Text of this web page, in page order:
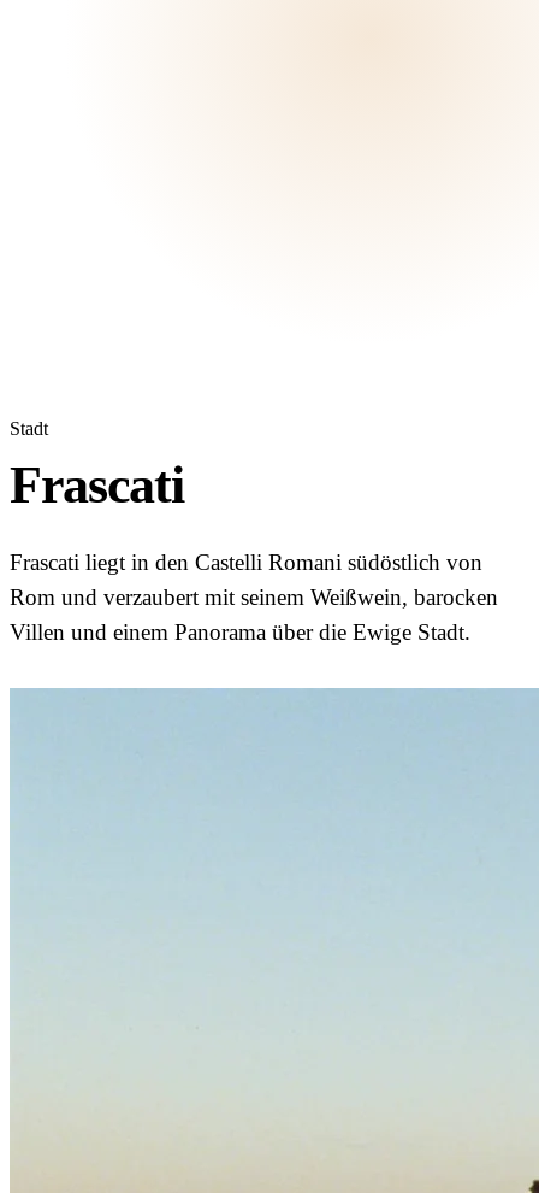
Stadt
Frascati
Frascati liegt in den Castelli Romani südöstlich von
Rom und verzaubert mit seinem Weißwein, barocken
Villen und einem Panorama über die Ewige Stadt.